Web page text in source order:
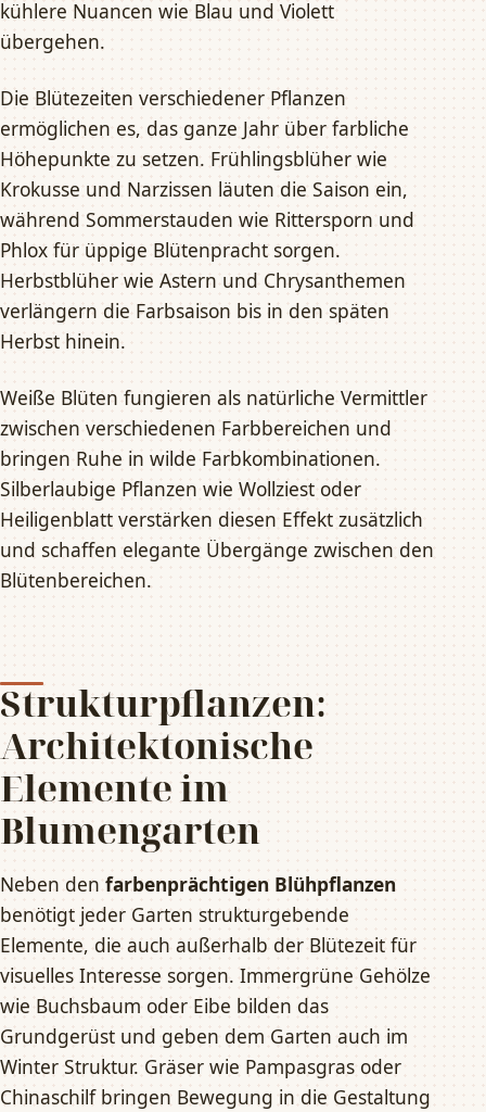
kühlere Nuancen wie Blau und Violett
übergehen.
Die Blütezeiten verschiedener Pflanzen
ermöglichen es, das ganze Jahr über farbliche
Höhepunkte zu setzen. Frühlingsblüher wie
Krokusse und Narzissen läuten die Saison ein,
während Sommerstauden wie Rittersporn und
Phlox für üppige Blütenpracht sorgen.
Herbstblüher wie Astern und Chrysanthemen
verlängern die Farbsaison bis in den späten
Herbst hinein.
Weiße Blüten fungieren als natürliche Vermittler
zwischen verschiedenen Farbbereichen und
bringen Ruhe in wilde Farbkombinationen.
Silberlaubige Pflanzen wie Wollziest oder
Heiligenblatt verstärken diesen Effekt zusätzlich
und schaffen elegante Übergänge zwischen den
Blütenbereichen.
Strukturpflanzen:
Architektonische
Elemente im
Blumengarten
Neben den farbenprächtigen Blühpflanzen
benötigt jeder Garten strukturgebende
Elemente, die auch außerhalb der Blütezeit für
visuelles Interesse sorgen. Immergrüne Gehölze
wie Buchsbaum oder Eibe bilden das
Grundgerüst und geben dem Garten auch im
Winter Struktur. Gräser wie Pampasgras oder
Chinaschilf bringen Bewegung in die Gestaltung